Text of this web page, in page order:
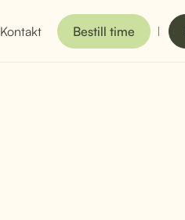
Kontakt Bestill time